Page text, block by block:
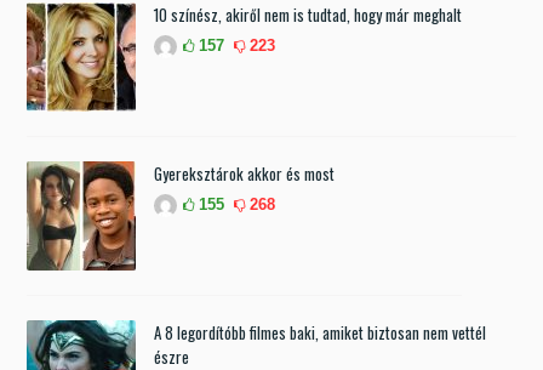
10 színész, akiről nem is tudtad, hogy már meghalt
157 223
Gyereksztárok akkor és most
155 268
A 8 legordítóbb filmes baki, amiket biztosan nem vettél
észre